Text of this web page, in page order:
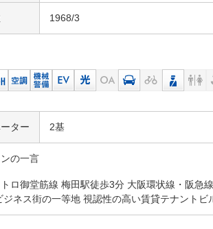
1968/3
ター 2基
の一言
ロ御堂筋線 梅田駅徒歩3分 大阪環状線・阪急
ジネス街の一等地 視認性の高い賃貸テナントビ